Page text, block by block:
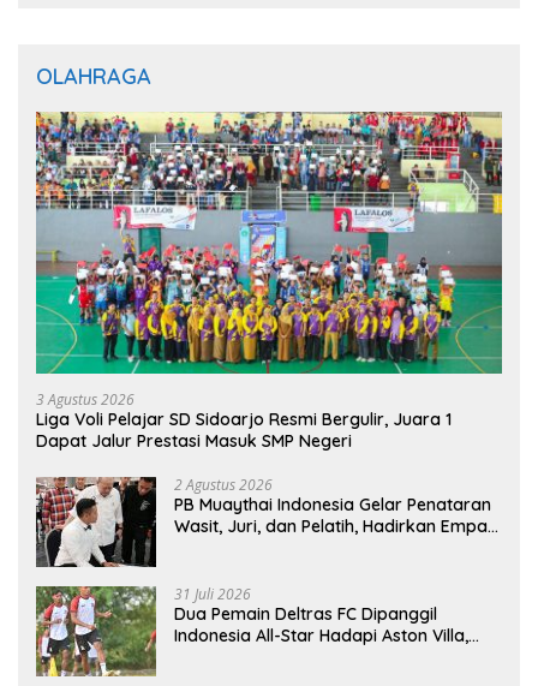
OLAHRAGA
3 Agustus 2026
Liga Voli Pelajar SD Sidoarjo Resmi Bergulir, Juara 1
Dapat Jalur Prestasi Masuk SMP Negeri
2 Agustus 2026
PB Muaythai Indonesia Gelar Penataran
Wasit, Juri, dan Pelatih, Hadirkan Empat
31 Juli 2026
Dua Pemain Deltras FC Dipanggil
Indonesia All-Star Hadapi Aston Villa,